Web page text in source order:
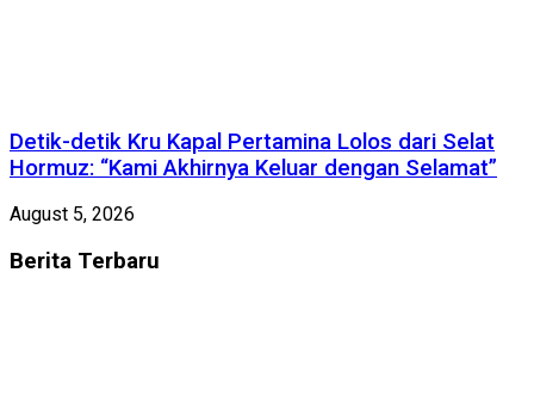
Detik-detik Kru Kapal Pertamina Lolos dari Selat
Hormuz: “Kami Akhirnya Keluar dengan Selamat”
August 5, 2026
Berita Terbaru